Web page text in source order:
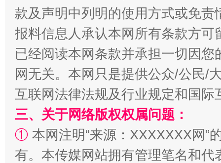
解纷+调解+退费，一次搞定
款及声明中列明的使用方式或免责
报料信息人承认本网所有条款方
已经阅读本网条款并承担一切因
网无关。本网只是提供公众/公民/
互联网法律法规及行业规定和国
三、关于网络版权权属问题：
① 本网注明“来源：XXXXXXX网”
有。本传媒网站拥有管理笔名和